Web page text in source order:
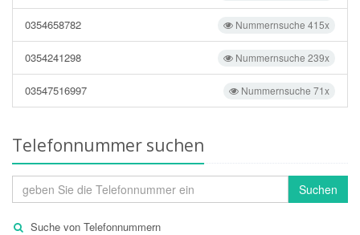
Nummernsuche 415x
0354658782
Nummernsuche 239x
0354241298
Nummernsuche 71x
03547516997
Telefonnummer suchen
Suchen
Suche von Telefonnummern